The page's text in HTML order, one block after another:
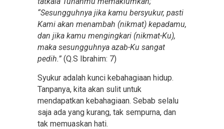
“Sesungguhnya jika kamu bersyukur, pasti
Kami akan menambah (nikmat) kepadamu,
dan jika kamu mengingkari (nikmat-Ku),
maka sesungguhnya azab-Ku sangat
pedih.” (Q.S Ibrahim: 7)
Syukur adalah kunci kebahagiaan hidup.
Tanpanya, kita akan sulit untuk
mendapatkan kebahagiaan. Sebab selalu
saja ada yang kurang, tak sempurna, dan
tak memuaskan hati.